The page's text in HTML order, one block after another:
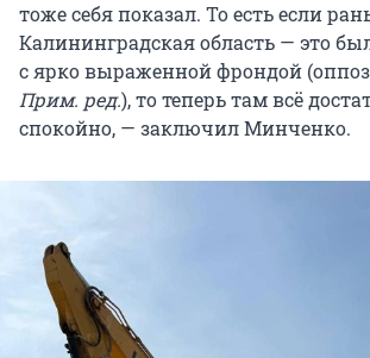
тоже себя показал. То есть если
Калининградская область — это
с ярко выраженной фрондой
Прим. ред.), то теперь там всё
спокойно, — заключил Минченко.